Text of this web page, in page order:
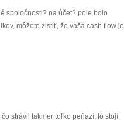
spoločnosti? na účet? pole bolo
môžete zistiť, že vaša cash flow je
strávil takmer toľko peňazí, to stojí